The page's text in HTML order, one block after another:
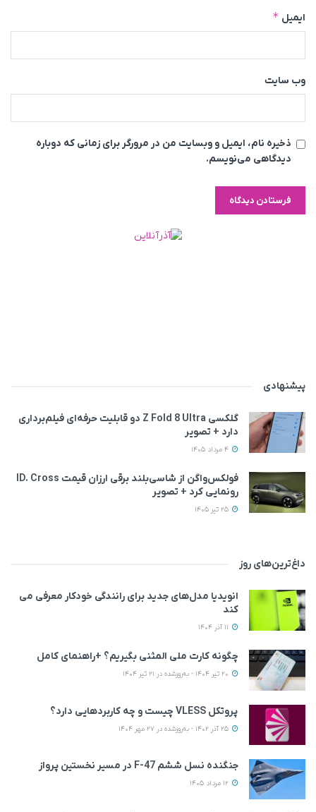
ایمیل *
وب‌ سایت
ذخیره نام، ایمیل و وبسایت من در مرورگر برای زمانی که دوباره
دیدگاهی می‌نویسم.
پیشنهادی
گلکسی Z Fold 8 Ultra دو قابلیت حرفه‌ای فیلم‌برداری
دارد + تصویر
فولکس‌واگن از شاسی‌بلند برقی ارزان قیمت ID. Cross
رونمایی کرد + تصویر
داغ‌ترین‌های روز
انویدیا مدل‌های جدید برای رانندگی خودکار معرفی می
کند
چگونه کارت ملی المثنی بگیریم؟ +راهنمای کامل
پروتکل VLESS چیست و چه کاربردهایی دارد؟
جنگنده نسل ششم F-47 در مسیر نخستین پرواز